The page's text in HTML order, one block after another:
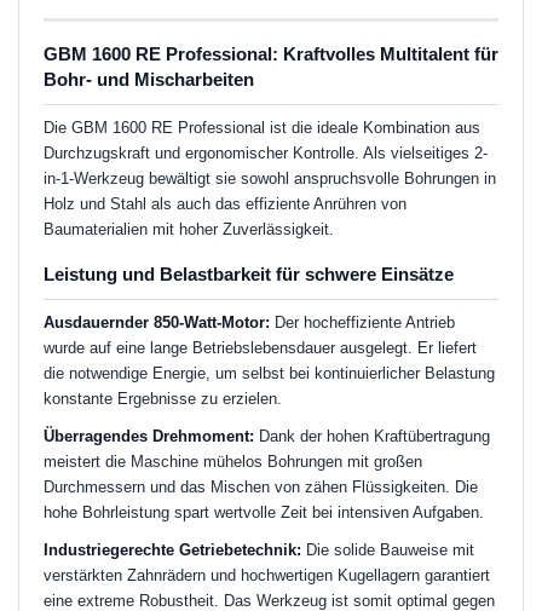
GBM 1600 RE Professional: Kraftvolles Multitalent für
Bohr- und Mischarbeiten
Die GBM 1600 RE Professional ist die ideale Kombination aus
Durchzugskraft und ergonomischer Kontrolle. Als vielseitiges 2-
in-1-Werkzeug bewältigt sie sowohl anspruchsvolle Bohrungen in
Holz und Stahl als auch das effiziente Anrühren von
Baumaterialien mit hoher Zuverlässigkeit.
Leistung und Belastbarkeit für schwere Einsätze
Ausdauernder 850-Watt-Motor: Der hocheffiziente Antrieb
wurde auf eine lange Betriebslebensdauer ausgelegt. Er liefert
die notwendige Energie, um selbst bei kontinuierlicher Belastung
konstante Ergebnisse zu erzielen.
Überragendes Drehmoment: Dank der hohen Kraftübertragung
meistert die Maschine mühelos Bohrungen mit großen
Durchmessern und das Mischen von zähen Flüssigkeiten. Die
hohe Bohrleistung spart wertvolle Zeit bei intensiven Aufgaben.
Industriegerechte Getriebetechnik: Die solide Bauweise mit
verstärkten Zahnrädern und hochwertigen Kugellagern garantiert
eine extreme Robustheit. Das Werkzeug ist somit optimal gegen